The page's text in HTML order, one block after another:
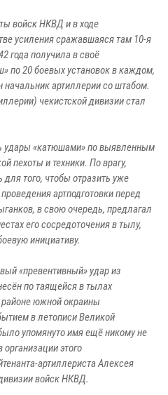
войск НКВД и в ходе
усиления сражавшаяся там 10-я
года получила в своё
по 20 боевых установок в каждом,
артиллерии со штабом.
чекистской дивизии стал
удары «катюшами» по выявленным
пехоты и техники. По врагу,
того, чтобы отразить уже
артподготовки перед
в свою очередь, предлагал
его сосредоточения в тылу,
инициативу.
«превентивный» удар из
по таящейся в тылах
районе южной окраины
в летописи Великой
упомянуто имя ещё никому не
организации этого
артиллериста Алексея
войск НКВД.